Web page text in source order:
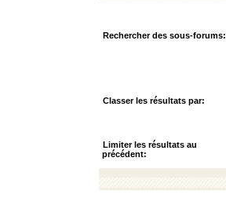
Rechercher des sous-forums:
Classer les résultats par:
Limiter les résultats au
précédent: